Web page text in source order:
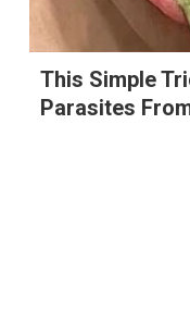
This Simple
Parasites